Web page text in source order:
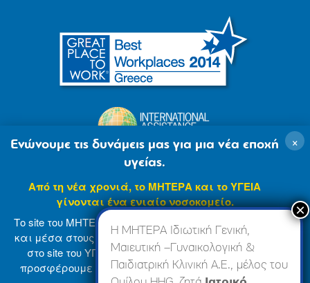
© 2007-2024 ΜΗΤΕΡΑ Α.Ε Όροι Χρήσης
Η ΜΗΤΕΡΑ Ιδιωτική Γενική,
Μαιευτική –Γυναικολογική &
Παιδιατρική Κλινική Α.Ε., μέλος του
×
Ενώνουμε τις δυνάμεις μας για μια νέα εποχή
υγείας.
Από τη νέα χρονιά, το ΜΗΤΕΡΑ και το ΥΓΕΙΑ
γίνονται ένα ενιαίο νοσοκομείο.
Το site του ΜΗΤΕΡΑ βρίσκεται σε φάση ανανέωσης
και μέσα στους επόμενους μήνες θα ενσωματωθεί
στο site του ΥΓΕΙΑ (www.hygeia.gr), ώστε να σας
προσφέρουμε μια πιο ολοκληρωμένη και ενιαία